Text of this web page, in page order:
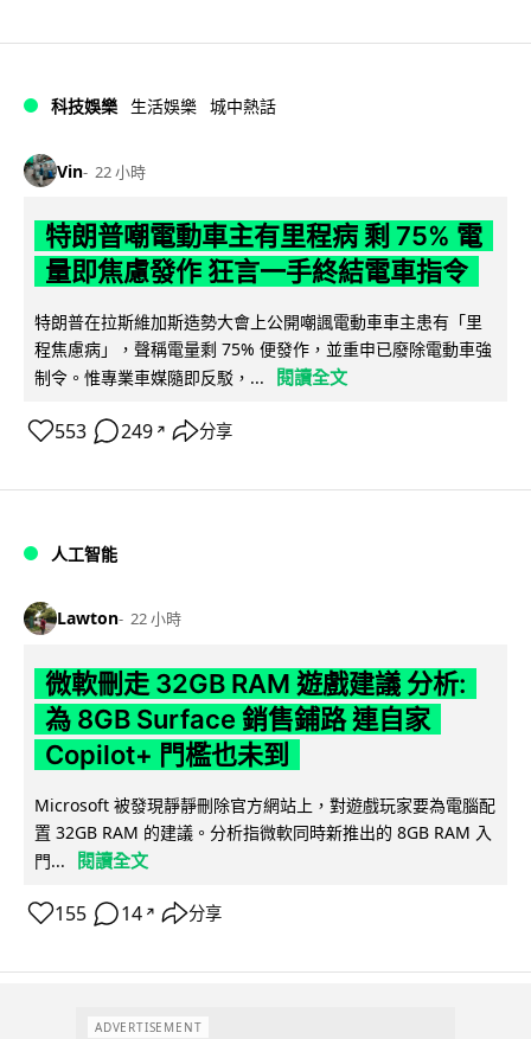
科技娛樂 生活娛樂 城中熱話
Vin 22 小時
特朗普嘲電動車主有里程病 剩 75% 電
量即焦慮發作 狂言一手終結電車指令
特朗普在拉斯維加斯造勢大會上公開嘲諷電動車車主患有「里
程焦慮病」，聲稱電量剩 75% 便發作，並重申已廢除電動車強
制令。惟專業車媒隨即反駁，...
閱讀全文
553 249 ↗ 分享
人工智能
Lawton 22 小時
微軟刪走 32GB RAM 遊戲建議 分析:
為 8GB Surface 銷售鋪路 連自家
Copilot+ 門檻也未到
Microsoft 被發現靜靜刪除官方網站上，對遊戲玩家要為電腦配
置 32GB RAM 的建議。分析指微軟同時新推出的 8GB RAM 入
門...
閱讀全文
155 14 ↗ 分享
ADVERTISEMENT